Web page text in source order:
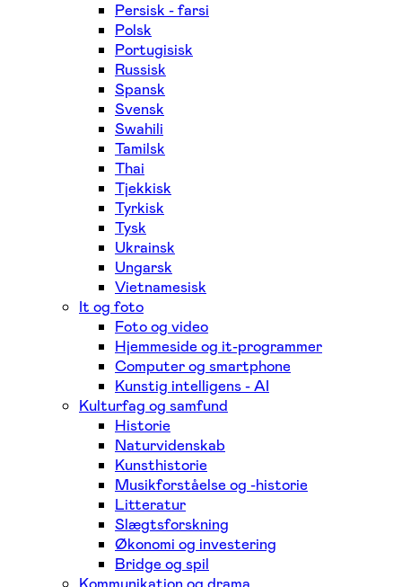
Persisk - farsi
Polsk
Portugisisk
Russisk
Spansk
Svensk
Swahili
Tamilsk
Thai
Tjekkisk
Tyrkisk
Tysk
Ukrainsk
Ungarsk
Vietnamesisk
It og foto
Foto og video
Hjemmeside og it-programmer
Computer og smartphone
Kunstig intelligens - AI
Kulturfag og samfund
Historie
Naturvidenskab
Kunsthistorie
Musikforståelse og -historie
Litteratur
Slægtsforskning
Økonomi og investering
Bridge og spil